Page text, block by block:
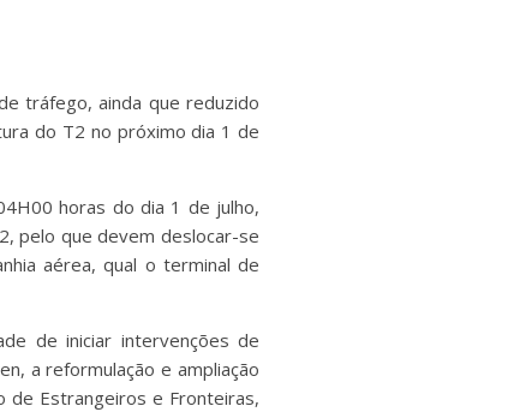
tráfego, ainda que reduzido
do T2 no próximo dia 1 de
horas do dia 1 de julho,
pelo que devem deslocar-se
aérea, qual o terminal de
de iniciar intervenções de
a reformulação e ampliação
de Estrangeiros e Fronteiras,